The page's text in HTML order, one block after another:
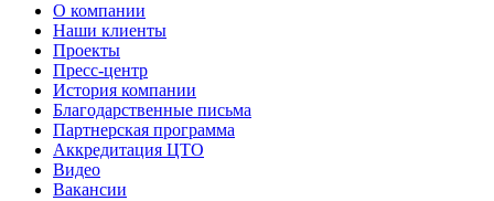
О компании
Наши клиенты
Проекты
Пресс-центр
История компании
Благодарственные письма
Партнерская программа
Аккредитация ЦТО
Видео
Вакансии